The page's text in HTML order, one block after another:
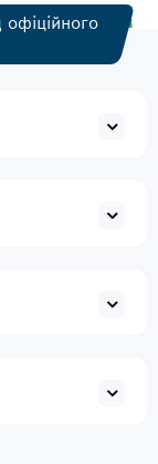
офіційного